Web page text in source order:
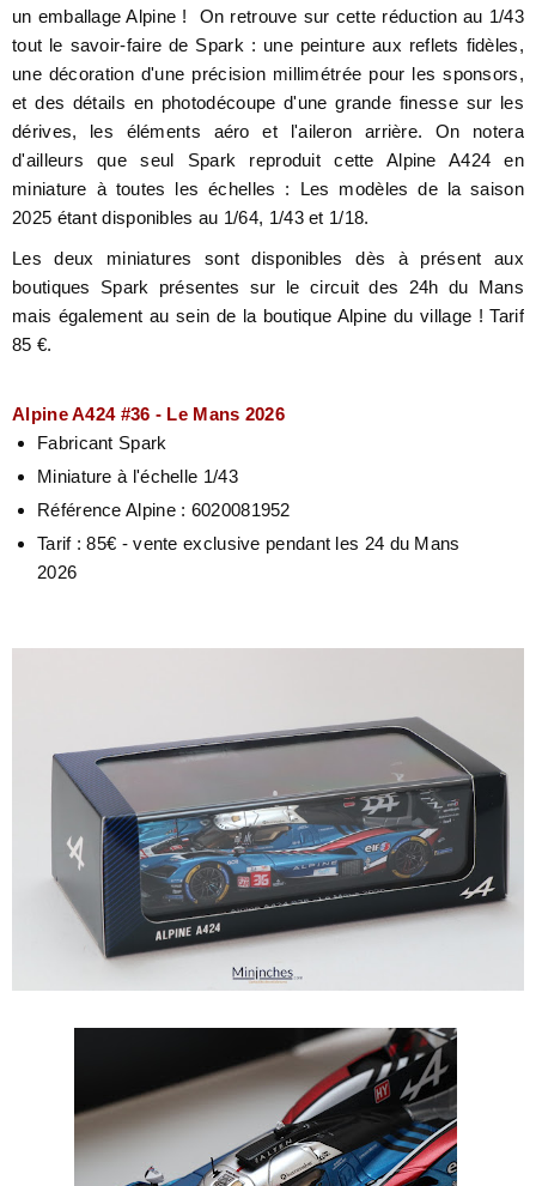
un emballage Alpine ! On retrouve sur cette réduction au 1/43
tout le savoir-faire de Spark : une peinture aux reflets fidèles,
une décoration d'une précision millimétrée pour les sponsors,
et des détails en photodécoupe d'une grande finesse sur les
dérives, les éléments aéro et l'aileron arrière. On notera
d'ailleurs que seul Spark reproduit cette Alpine A424 en
miniature à toutes les échelles : Les modèles de la saison
2025 étant disponibles au 1/64, 1/43 et 1/18.
Les deux miniatures sont disponibles dès à présent aux
boutiques Spark présentes sur le circuit des 24h du Mans
mais également au sein de la boutique Alpine du village ! Tarif
85 €.
Alpine A424 #36 - Le Mans 2026
Fabricant Spark
Miniature à l'échelle 1/43
Référence Alpine : 6020081952
Tarif : 85€ - vente exclusive pendant les 24 du Mans
2026